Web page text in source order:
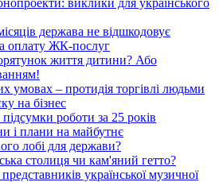
держава не відшкодовує
оплату ЖК-послуг
життя дитини? Або
умовах – протидія торгівлі людьми
на бізнес
підсумки роботи за 25 років
і плани на майбутнє
лобі для держави?
столиця чи кам'яний гетто?
української музичної